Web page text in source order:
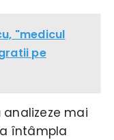
"medicul
pe
mai
întâmpla